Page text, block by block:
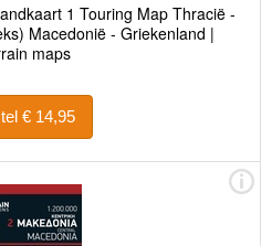
1 Touring Map Thracië -
Macedonië - Griekenland |
maps
Bestel € 14,95